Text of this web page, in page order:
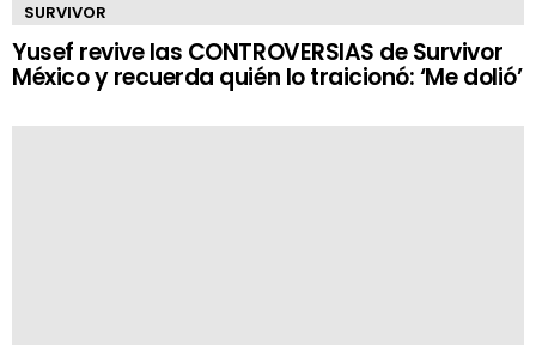
SURVIVOR
Yusef revive las CONTROVERSIAS de Survivor
México y recuerda quién lo traicionó: ‘Me dolió’